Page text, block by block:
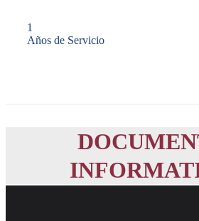
1
Años de Servicio